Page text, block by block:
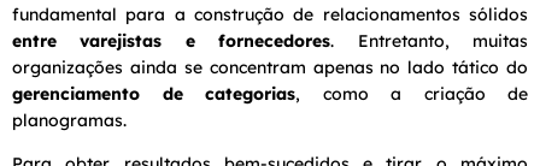
fundamental para a construção de relacionamentos sólidos
entre varejistas e fornecedores. Entretanto, muitas
organizações ainda se concentram apenas no lado tático do
gerenciamento de categorias, como a criação de
planogramas.